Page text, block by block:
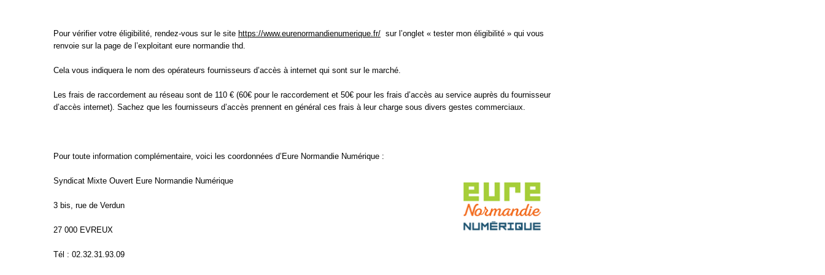
Pour vérifier votre éligibilité, rendez-vous sur le site https://www.eurenormandienumerique.fr/ sur l’onglet « tester mon éligibilité » qui vous
renvoie sur la page de l’exploitant eure normandie thd.
Cela vous indiquera le nom des opérateurs fournisseurs d’accès à internet qui sont sur le marché.
Les frais de raccordement au réseau sont de 110 € (60€ pour le raccordement et 50€ pour les frais d’accès au service auprès du fournisseur
d’accès internet). Sachez que les fournisseurs d’accès prennent en général ces frais à leur charge sous divers gestes commerciaux.
Pour toute information complémentaire, voici les coordonnées d’Eure Normandie Numérique :
Syndicat Mixte Ouvert Eure Normandie Numérique
3 bis, rue de Verdun
27 000 EVREUX
Tél : 02.32.31.93.09